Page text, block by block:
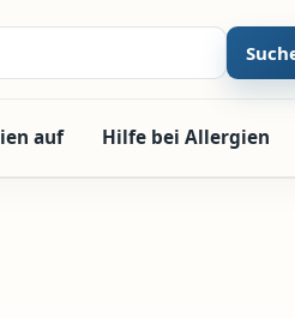
auf Hilfe bei Allergien